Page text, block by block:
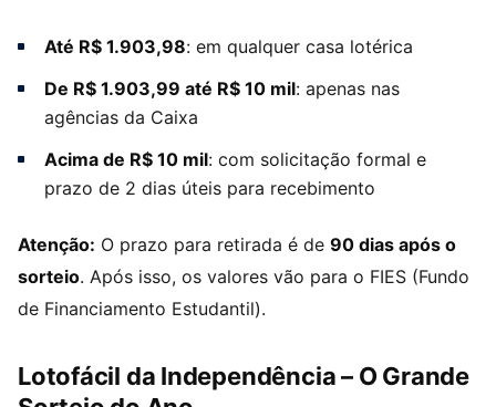
Até R$ 1.903,98: em qualquer casa lotérica
De R$ 1.903,99 até R$ 10 mil: apenas nas
agências da Caixa
Acima de R$ 10 mil: com solicitação formal e
prazo de 2 dias úteis para recebimento
Atenção: O prazo para retirada é de 90 dias após o
sorteio. Após isso, os valores vão para o FIES (Fundo
de Financiamento Estudantil).
Lotofácil da Independência – O Grande